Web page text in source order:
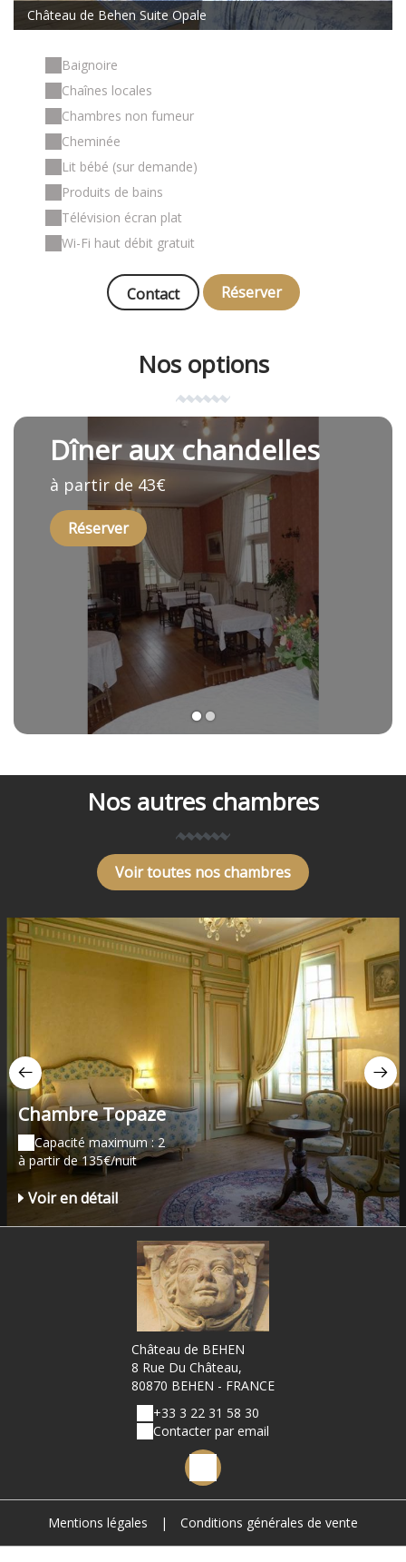
Château de Behen Suite Opale
Baignoire
Chaînes locales
Chambres non fumeur
Cheminée
Lit bébé (sur demande)
Produits de bains
Télévision écran plat
Wi-Fi haut débit gratuit
Contact Réserver
Nos options
Dîner aux chandelles
à partir de 43€
Réserver
1
Nos autres chambres
Voir toutes nos chambres
Chambre Topaze
Capacité maximum : 2
à partir de 135€/nuit
Voir en détail
Château de BEHEN
8 Rue Du Château,
80870 BEHEN - FRANCE
+33 3 22 31 58 30
Contacter par email
Mentions légales | Conditions générales de vente